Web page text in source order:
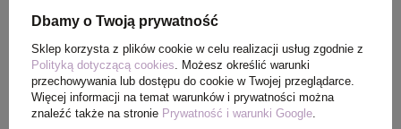
PAKOWANIE
Ilość szt. w
kartonie
50
Dbamy o Twoją prywatność
Sklep korzysta z plików cookie w celu realizacji usług zgodnie z
Polityką dotyczącą cookies. Możesz określić warunki
przechowywania lub dostępu do cookie w Twojej przeglądarce.
Więcej informacji na temat warunków i prywatności można
znaleźć także na stronie Prywatność i warunki Google.